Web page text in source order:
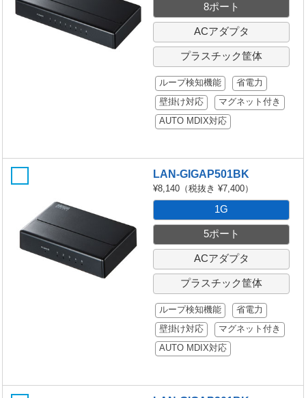
8ポート
ACアダプタ
プラスチック筐体
ループ検知機能
省電力
壁掛け対応
マグネット付き
AUTO MDIX対応
LAN-GIGAP501BK
¥8,140（税抜き ¥7,400）
1G
5ポート
ACアダプタ
プラスチック筐体
ループ検知機能
省電力
壁掛け対応
マグネット付き
AUTO MDIX対応